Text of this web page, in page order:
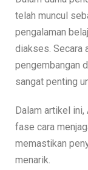
telah muncul
pengalaman
diakses. Secara
pengembangan
sangat penting
Dalam artikel ini,
fase cara
memastikan
menarik.